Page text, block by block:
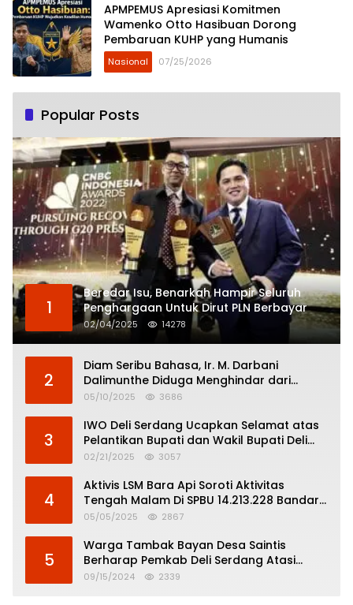
APMPEMUS Apresiasi Komitmen
Wamenko Otto Hasibuan Dorong
Pembaruan KUHP yang Humanis
Nasional 07/25/2026
Popular Posts
1
Beredar Isu, Benarkah Hampir Seluruh
Penghargaan Untuk Dirut PLN Berbayar
02/04/2025 14278
2
Diam Seribu Bahasa, Ir. M. Darbani
Dalimunthe Diduga Menghindar dari
Pertanggungjawaban Politik
05/10/2025 3686
3
IWO Deli Serdang Ucapkan Selamat atas
Pelantikan Bupati dan Wakil Bupati Deli
Serdang
02/21/2025 3057
4
Aktivis LSM Bara Api Soroti Aktivitas
Tengah Malam Di SPBU 14.213.228 Bandar
Tinggi
05/05/2025 2867
5
Warga Tambak Bayan Desa Saintis
Berharap Pemkab Deli Serdang Atasi
Banjir
09/15/2024 2339